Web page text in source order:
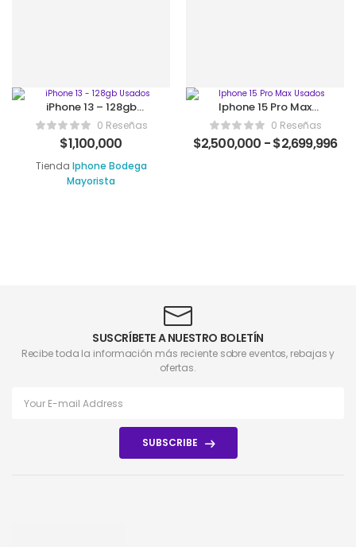
iPhone 13 – 128gb
Usados0 Reseñas
$1,100,000
Tienda Iphone Bodega
Mayorista
Iphone 15 Pro Max
Usados0 Reseñas
$2,500,000 -$2,699,996
SUSCRÍBETE A NUESTRO BOLETÍN
Recibe toda la información más reciente sobre eventos, rebajas y
ofertas.
SUBSCRIBE